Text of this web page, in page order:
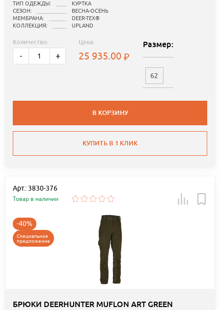
ТИП ОДЕЖДЫ:
КУРТКА
СЕЗОН:
ВЕСНА-ОСЕНЬ
МЕМБРАНА:
DEER-TEX®
КОЛЛЕКЦИЯ:
UPLAND
Количество:
- +
Цена:
25 935.00
Размер:
62
В КОРЗИНУ
КУПИТЬ В 1 КЛИК
Арт.: 3830-376
Товар в наличии
-40%
Специальное
предложение
БРЮКИ DEERHUNTER MUFLON ART GREEN